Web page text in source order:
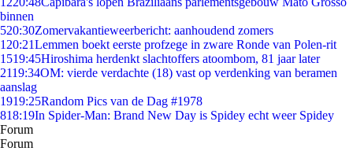
binnen
520:30Zomervakantieweerbericht: aanhoudend zomers
1 20:21Lemmen boekt eerste profzege in zware Ronde van Polen-rit
1519:45Hiroshima herdenkt slachtoffers atoombom, 81 jaar later
2119:34OM: vierde verdachte (18) vast op verdenking van beramen
aanslag
1919:25Random Pics van de Dag #1978
818:19In Spider-Man: Brand New Day is Spidey echt weer Spidey
Forum
Forum